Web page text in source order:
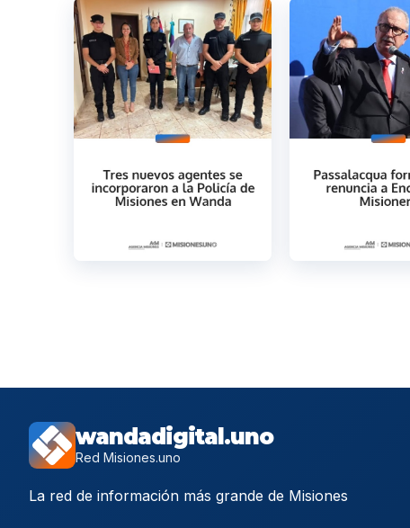
wandadigital.uno
Red Misiones.uno
La red de información más grande de Misiones